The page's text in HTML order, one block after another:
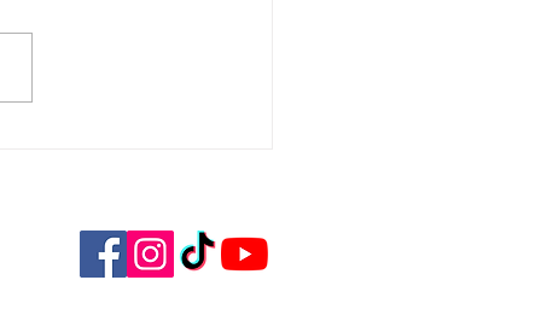
CDF 1/4 de finale